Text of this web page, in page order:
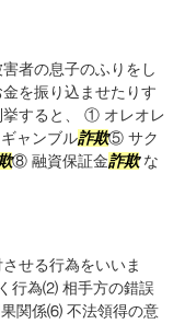
者の息子のふりをし
を振り込ませたりす
挙すると、 ① オレオレ
ャンブル詐欺⑤ サク
⑧ 融資保証金詐欺な
せる行為をいいま
行為⑵ 相手方の錯誤
関係⑹ 不法領得の意